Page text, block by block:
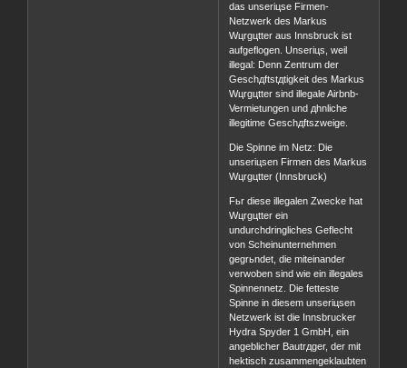
das unseriцse Firmen-
Netzwerk des Markus
Wцrgцtter aus Innsbruck ist
aufgeflogen. Unseriцs, weil
illegal: Denn Zentrum der
Geschдftstдtigkeit des Markus
Wцrgцtter sind illegale Airbnb-
Vermietungen und дhnliche
illegitime Geschдftszweige.
Die Spinne im Netz: Die
unseriцsen Firmen des Markus
Wцrgцtter (Innsbruck)
Fьr diese illegalen Zwecke hat
Wцrgцtter ein
undurchdringliches Geflecht
von Scheinunternehmen
gegrьndet, die miteinander
verwoben sind wie ein illegales
Spinnennetz. Die fetteste
Spinne in diesem unseriцsen
Netzwerk ist die Innsbrucker
Hydra Spyder 1 GmbH, ein
angeblicher Bautrдger, der mit
hektisch zusammengeklaubten